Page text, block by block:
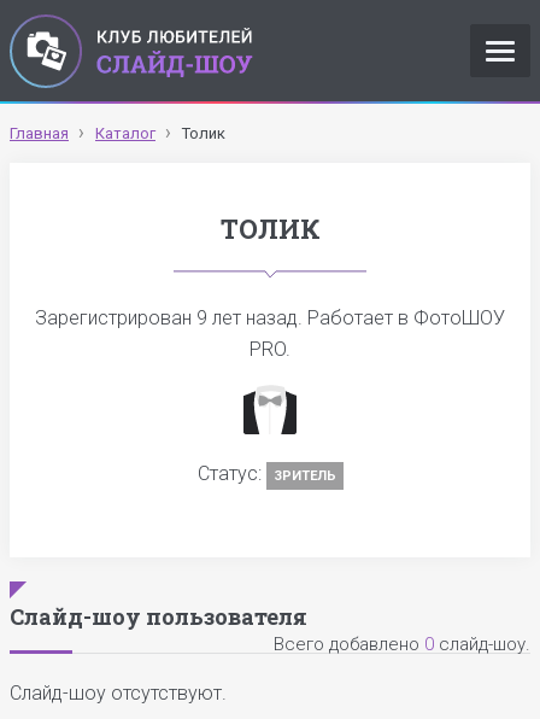
Главная Каталог Толик
ТОЛИК
Зарегистрирован 9 лет назад. Работает в ФотоШОУ
PRO.
Статус: ЗРИТЕЛЬ
Слайд-шоу пользователя
Всего добавлено 0 слайд-шоу.
Слайд-шоу отсутствуют.